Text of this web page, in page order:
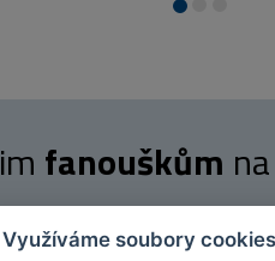
fanouškům
Využíváme soubory cookies